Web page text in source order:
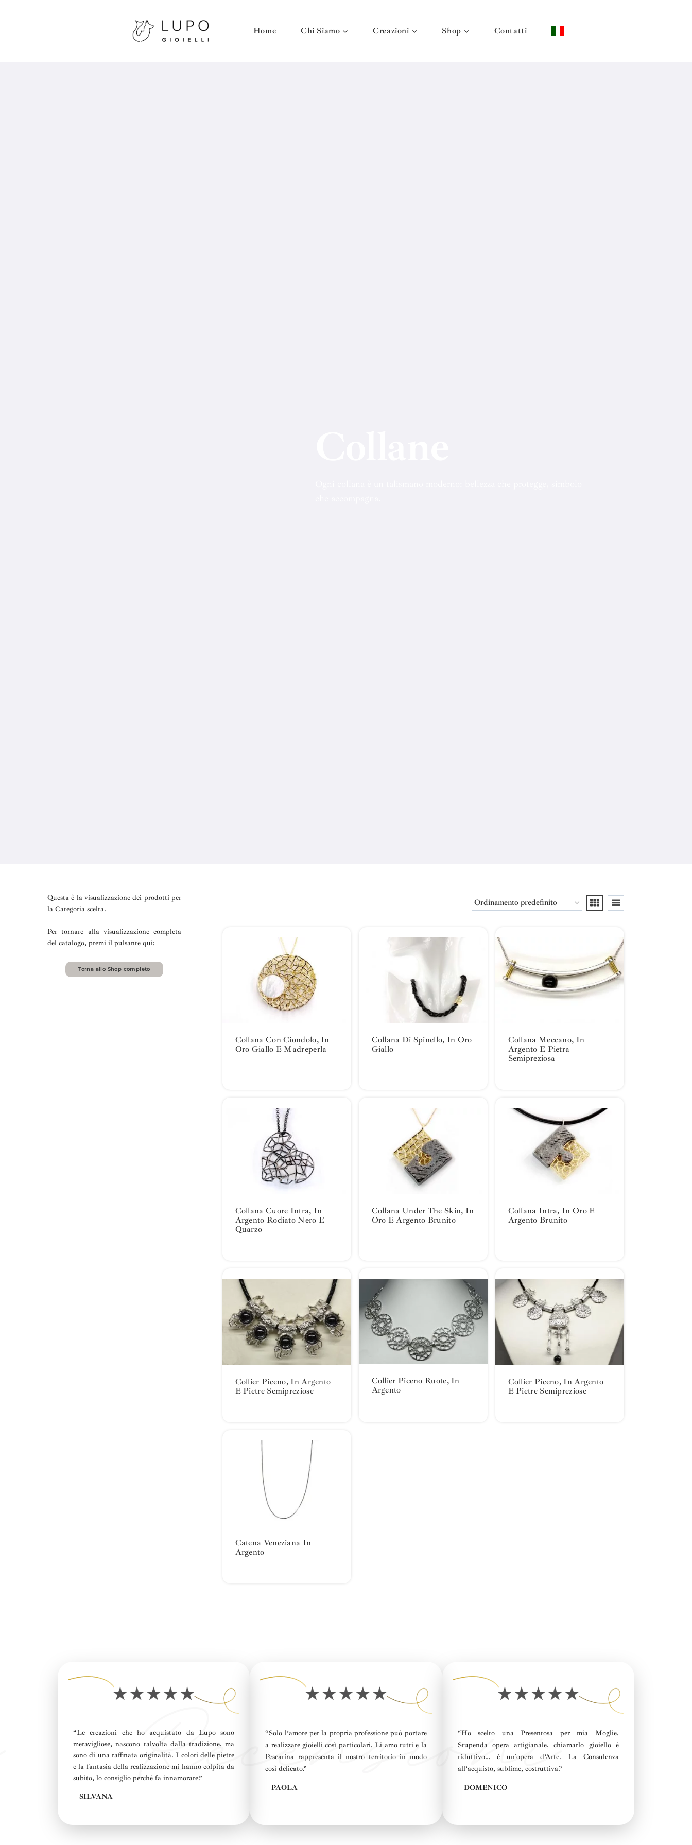
Home Chi Siamo Creazioni Shop Contatti
Questa è la visualizzazione dei prodotti per
la Categoria scelta.
Per tornare alla visualizzazione completa
del catalogo, premi il pulsante qui:
Torna allo Shop completo
Collana Con Ciondolo, In
Oro Giallo E Madreperla
Collana Di Spinello, In Oro
Giallo
Collana Meccano, In
Argento E Pietra
Semipreziosa
Collana Cuore Intra, In
Argento Rodiato Nero E
Quarzo
Collana Under The Skin, In
Oro E Argento Brunito
Collana Intra, In Oro E
Argento Brunito
Collier Piceno, In Argento
E Pietre Semipreziose
Collier Piceno Ruote, In
Argento
Collier Piceno, In Argento
E Pietre Semipreziose
Catena Veneziana In
Argento
“Le creazioni che ho acquistato da Lupo sono
meravigliose, nascono talvolta dalla tradizione, ma
sono di una raffinata originalità. I colori delle pietre
e la fantasia della realizzazione mi hanno colpita da
subito, lo consiglio perché fa innamorare.”
– SILVANA
“Solo l’amore per la propria professione può portare
a realizzare gioielli così particolari.Li amo tutti e la
Pescarina rappresenta il nostro territorio in modo
così delicato.”
– PAOLA
“Ho scelto unaPresentosa per mia Moglie.
Stupenda opera artigianale, chiamarlo gioiello è
riduttivo… è un’opera d’Arte. LaConsulenza
all’acquisto, sublime, costruttiva.”
– DOMENICO